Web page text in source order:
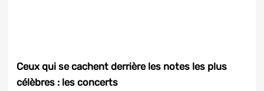
Ceux qui se cachent derrière les notes les plus
célèbres : les concerts